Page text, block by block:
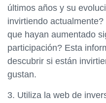
últimos años y su
invirtiendo
que hayan aumentado
participación? Esta
descubrir si están
gustan.
3. Utiliza la web de